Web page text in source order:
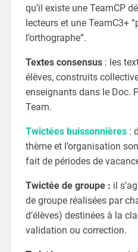
qu’il existe une TeamCP
lecteurs et une TeamC3+
l’orthographe”.
Textes consensus : les
élèves, construits
enseignants dans le Doc.
Team.
Twictées buissonnières:
thème et l’organisation
fait de périodes de
Twictée de groupe : il
de groupe réalisées par
d’élèves) destinées à la
validation ou correction.